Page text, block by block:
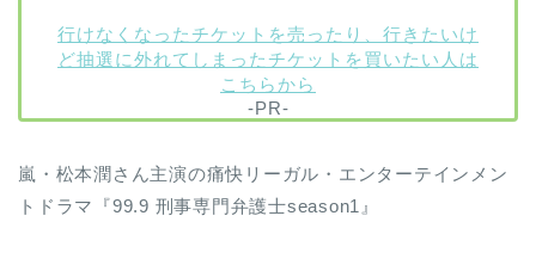
行けなくなったチケットを売ったり、行きたいけ
ど抽選に外れてしまったチケットを買いたい人は
こちらから
-PR-
嵐・松本潤さん主演の痛快リーガル・エンターテインメン
トドラマ『99.9 刑事専門弁護士season1』